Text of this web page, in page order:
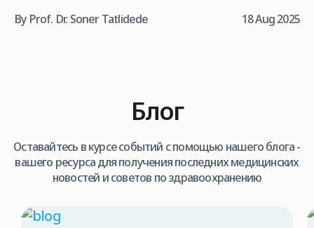
By Prof. Dr. Soner Tatlidede 18 Aug 2025
Блог
Оставайтесь в курсе событий с помощью нашего блога -
вашего ресурса для получения последних медицинских
новостей и советов по здравоохранению